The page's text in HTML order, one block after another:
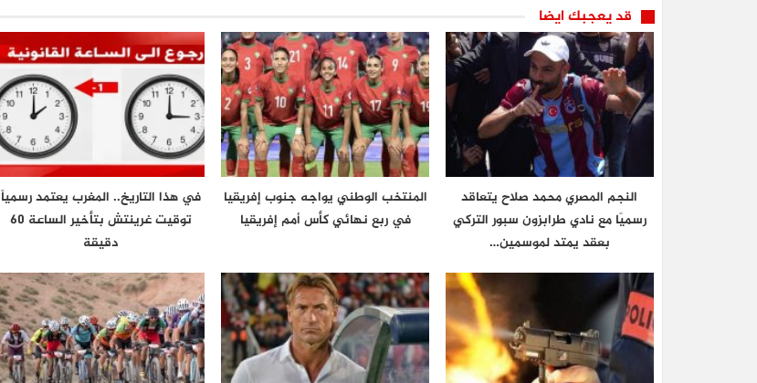
قد يعجبك ايضا
النجم المصري محمد صلاح يتعاقد
رسميًا مع نادي طرابزون سبور التركي
بعقد يمتد لموسمين…
المنتخب الوطني يواجه جنوب إفريقيا
في ربع نهائي كأس أمم إفريقيا
في هذا التاريخ.. المغرب يعتمد رسمياً
توقيت غرينتش بتأخير الساعة 60
دقيقة